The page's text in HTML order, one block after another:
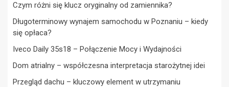
Czym różni się klucz oryginalny od zamiennika?
Długoterminowy wynajem samochodu w Poznaniu – kiedy
się opłaca?
Iveco Daily 35s18 – Połączenie Mocy i Wydajności
Dom atrialny – współczesna interpretacja starożytnej idei
Przegląd dachu – kluczowy element w utrzymaniu